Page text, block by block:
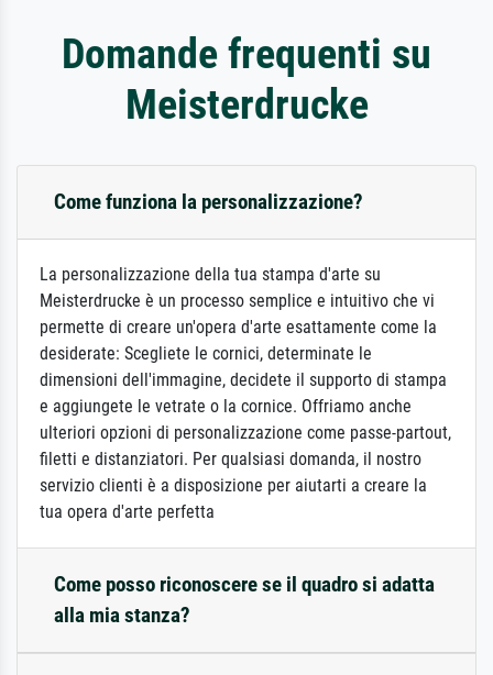
Domande frequenti su
Meisterdrucke
Come funziona la personalizzazione?
La personalizzazione della tua stampa d'arte su
Meisterdrucke è un processo semplice e intuitivo che vi
permette di creare un'opera d'arte esattamente come la
desiderate: Scegliete le cornici, determinate le
dimensioni dell'immagine, decidete il supporto di stampa
e aggiungete le vetrate o la cornice. Offriamo anche
ulteriori opzioni di personalizzazione come passe-partout,
filetti e distanziatori. Per qualsiasi domanda, il nostro
servizio clienti è a disposizione per aiutarti a creare la
tua opera d'arte perfetta
Come posso riconoscere se il quadro si adatta
alla mia stanza?